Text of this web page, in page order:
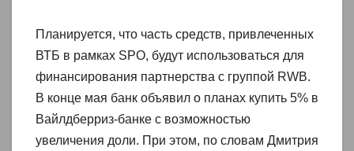
Планируется, что часть средств, привлеченных
ВТБ в рамках SPO, будут использоваться для
финансирования партнерства с группой RWB.
В конце мая банк объявил о планах купить 5% в
Вайлдберриз-банке с возможностью
увеличения доли. При этом, по словам Дмитрия